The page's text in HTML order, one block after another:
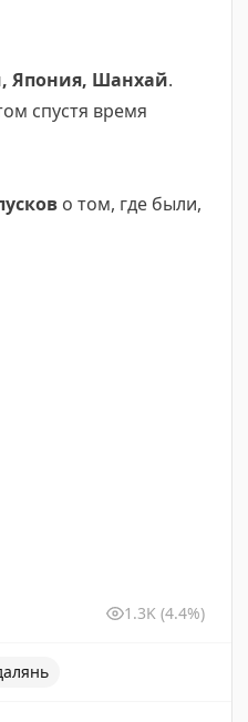
Япония, Шанхай.
спустя время
о том, где были,
1.3K (4.4%)